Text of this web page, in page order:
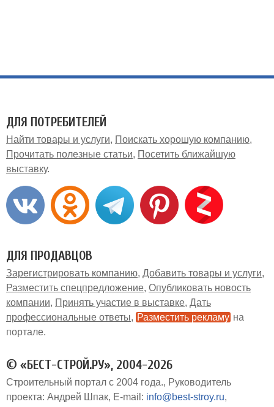
ДЛЯ ПОТРЕБИТЕЛЕЙ
Найти товары и услуги
Поискать хорошую компанию
Прочитать полезные статьи
Посетить ближайшую
выставку
ДЛЯ ПРОДАВЦОВ
Зарегистрировать компанию Добавить товары и услуги
Разместить спецпредложение Опубликовать новость
компании
Принять участие в выставке Дать
профессиональные ответы
Разместить рекламу на
портале
© «БЕСТ-СТРОЙ.РУ», 2004-2026
Строительный портал с 2004 года.
Руководитель
проекта: Андрей Шпак E-mail: info@best-stroy.ru